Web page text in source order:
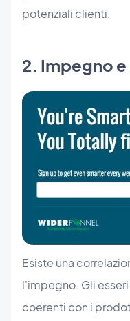
potenziali clienti.
2. Impegno
Esiste una
l'impegno. Gli
coerenti con i